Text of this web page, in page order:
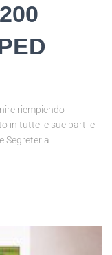
riempiendo
in tutte le sue parti e
Segreteria